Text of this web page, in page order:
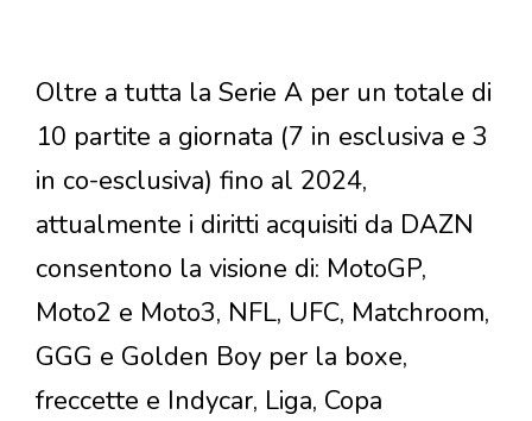
Oltre a tutta la Serie A per un totale di
10 partite a giornata (7 in esclusiva e 3
in co-esclusiva) fino al 2024,
attualmente i diritti acquisiti da DAZN
consentono la visione di: MotoGP,
Moto2 e Moto3, NFL, UFC, Matchroom,
GGG e Golden Boy per la boxe,
freccette e Indycar, Liga, Copa